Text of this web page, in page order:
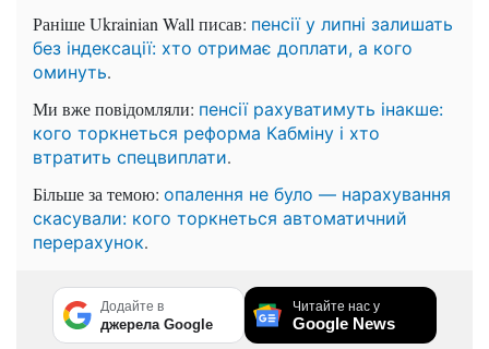
Раніше Ukrainian Wall писав: пенсії у липні залишать
без індексації: хто отримає доплати, а кого
оминуть.
Ми вже повідомляли: пенсії рахуватимуть інакше:
кого торкнеться реформа Кабміну і хто
втратить спецвиплати.
Більше за темою: опалення не було — нарахування
скасували: кого торкнеться автоматичний
перерахунок.
Додайте в
джерела Google
Читайте нас у
Google News